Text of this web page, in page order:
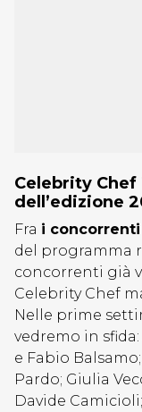
Celebrity
dell’edizione
Fra i concorrenti
del programma
concorrenti già
Celebrity Chef
Nelle prime
vedremo in
e Fabio
Pardo; Giulia
Davide